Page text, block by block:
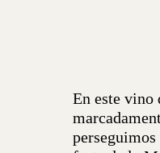
En este vino